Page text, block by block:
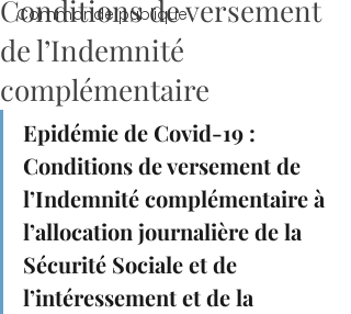
Commande publique
Conditions de versement
de l’Indemnité
complémentaire
Epidémie de Covid-19 :
Conditions de versement de
l’Indemnité complémentaire à
l’allocation journalière de la
Sécurité Sociale et de
l’intéressement et de la